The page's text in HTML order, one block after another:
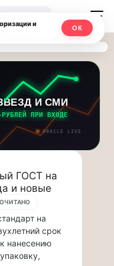
И СМИ
ПРИ ВХОДЕ
ORACLE LIVE
ГОСТ на
и новые
на
срок
нанесению
и
ОК